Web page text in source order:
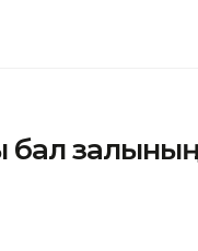
бал